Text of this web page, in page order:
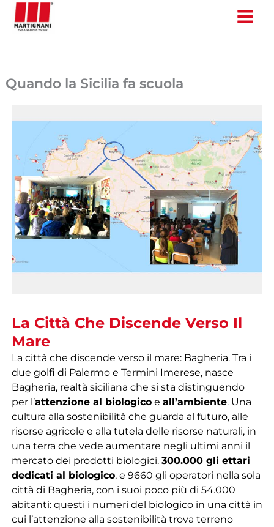
Quando la Sicilia fa scuola
La Città Che Discende Verso Il
Mare
La città che discende verso il mare: Bagheria. Tra i
due golfi di Palermo e Termini Imerese, nasce
Bagheria, realtà siciliana che si sta distinguendo
per l’attenzione al biologicoe all’ambiente. Una
cultura alla sostenibilità che guarda al futuro, alle
risorse agricole e alla tutela delle risorse naturali, in
una terra che vede aumentare negli ultimi anni il
mercato dei prodotti biologici. 300.000 gli ettari
dedicati al biologico, e 9660 gli operatori nella sola
città di Bagheria, con i suoi poco più di 54.000
abitanti: questi i numeri del biologico in una città in
cui l’attenzione alla sostenibilità trova terreno